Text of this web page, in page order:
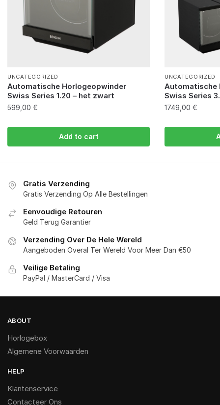
UNCATEGORIZED
Automatische Horlogeopwinder
Swiss Series 1.20 – het zwart
599,00 €
Add to cart
UNCATEGORIZED
Automatische
Swiss Series
1749,00 €
Gratis Verzending
Gratis Verzending Op Alle Bestellingen
Eenvoudige Retouren
Geld Terug Garantier
Verzending Over De Hele Wereld
Aangeboden Overal Ter Wereld Voor Meer Dan €50
Veilige Betaling
PayPal / MasterCard / Visa
ABOUT
Horlogebox
Algemene Voorwaarden
HELP
Klantenservice
Contacteer Ons